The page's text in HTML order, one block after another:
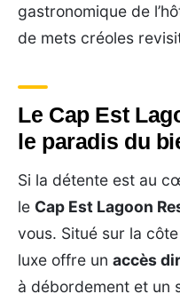
gastronomique de
de mets créoles
Le Cap Est
le paradis du
Si la détente est au
le Cap Est Lagoon
vous. Situé sur la
luxe offre un accès
à débordement et un